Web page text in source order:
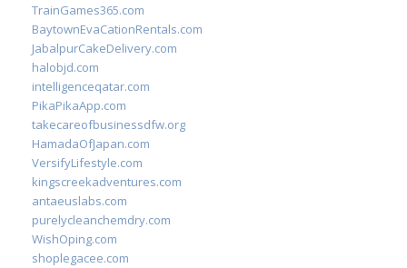
TrainGames365.com
BaytownEvaCationRentals.com
JabalpurCakeDelivery.com
halobjd.com
intelligenceqatar.com
PikaPikaApp.com
takecareofbusinessdfw.org
HamadaOfJapan.com
VersifyLifestyle.com
kingscreekadventures.com
antaeuslabs.com
purelycleanchemdry.com
WishOping.com
shoplegacee.com